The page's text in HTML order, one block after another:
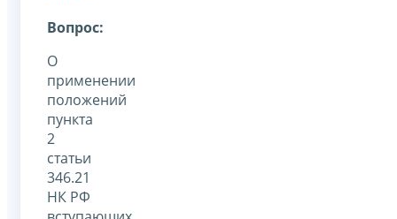
Вопрос:
О
применении
положений
пункта
2
статьи
346.21
НК РФ